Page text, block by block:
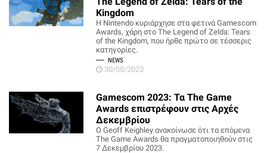
Kingdom
H Nintendo κυριάρχησε στα φετινά Gamescom
Awards, χάρη στο The Legend of Zelda: Tears
of the Kingdom, που ήρθε πρώτο σε τέσσερις
κατηγορίες.
NEWS
30/08/2023
Gamescom 2023: Τα The Game
Awards επιστρέφουν στις Αρχές
Δεκεμβρίου
Ο Geoff Keighley ανακοίνωσε ότι τα επόμενα
The Game Awards θα πραγματοποιηθούν στις
7 Δεκεμβρίου 2023.